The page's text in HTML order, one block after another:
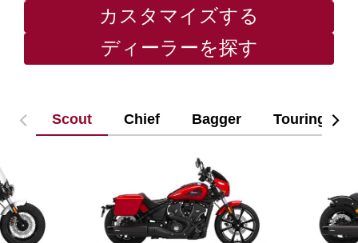
カスタマイズする
ディーラーを探す
Scout Chief Bagger Touring